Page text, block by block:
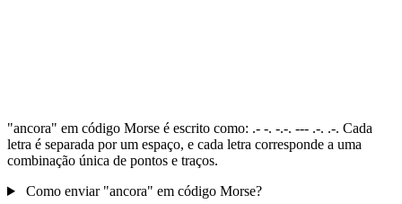
"ancora" em código Morse é escrito como: .- -. -.-. --- .-. .-. Cada
letra é separada por um espaço, e cada letra corresponde a uma
combinação única de pontos e traços.
Como enviar "ancora" em código Morse?